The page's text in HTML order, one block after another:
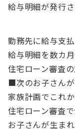
給与明細が発行さ
勤務先に給与支
給与明細を数カ
住宅ローン審査の
■次のお子さん
家族計画でこれ
住宅ローン審査
お子さんが生まれ